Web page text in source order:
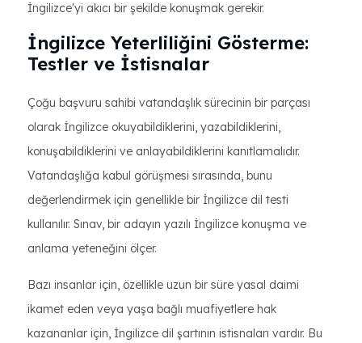
İngilizce'yi akıcı bir şekilde konuşmak gerekir.
İngilizce Yeterliliğini Gösterme:
Testler ve İstisnalar
Çoğu başvuru sahibi vatandaşlık sürecinin bir parçası
olarak İngilizce okuyabildiklerini, yazabildiklerini,
konuşabildiklerini ve anlayabildiklerini kanıtlamalıdır.
Vatandaşlığa kabul görüşmesi sırasında, bunu
değerlendirmek için genellikle bir İngilizce dil testi
kullanılır. Sınav, bir adayın yazılı İngilizce konuşma ve
anlama yeteneğini ölçer.
Bazı insanlar için, özellikle uzun bir süre yasal daimi
ikamet eden veya yaşa bağlı muafiyetlere hak
kazananlar için, İngilizce dil şartının istisnaları vardır. Bu